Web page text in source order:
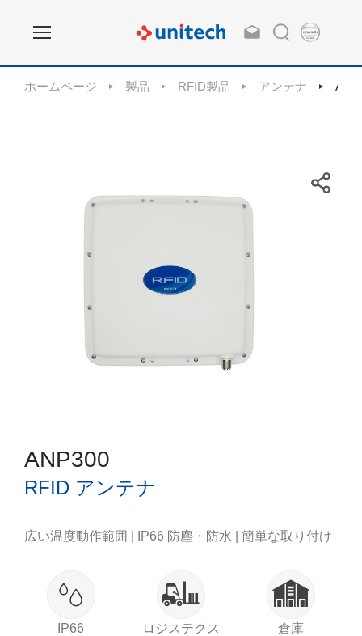
ホームページ 製品 RFID製品 アンテナ
ANP300
RFID アンテナ
広い温度動作範囲 | IP66 防塵・防水 | 簡単な取り付け
IP66 ロジステクス 倉庫